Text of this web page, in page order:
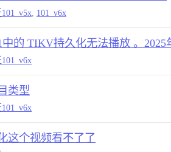
101_v5x 101_v6x
的 TIKV持久化无法播放 。2025
101_v6x
类型
101_v6x
这个视频看不了了